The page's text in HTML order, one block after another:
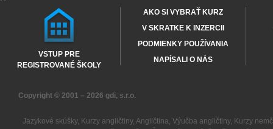
VSTUP PRE
REGISTROVANÉ ŠKOLY
AKO SI VYBRAŤ KURZ
V SKRATKE K INZERCII
PODMIENKY POUŽÍVANIA
NAPÍSALI O NÁS
Copyright © 2001 – 2026 gdi, s.r.o.
Jazykové skúšky, Kurzy angličtiny, Angličtina, Výučba angličtiny, Kurzy